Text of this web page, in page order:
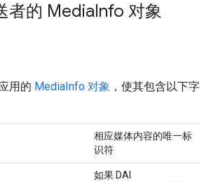
者的 MediaInfo 对象
用的 MediaInfo 对象 ，使其包含以下字
相应媒体内容的唯一标
识符
如果 DAI